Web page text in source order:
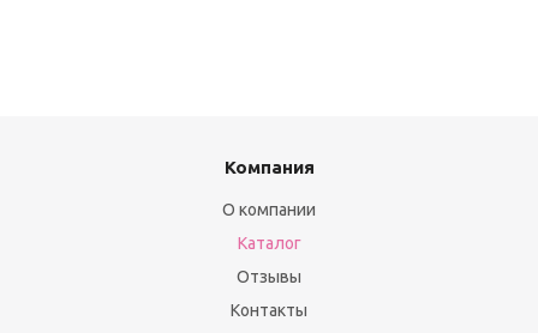
Компания
О компании
Каталог
Отзывы
Контакты